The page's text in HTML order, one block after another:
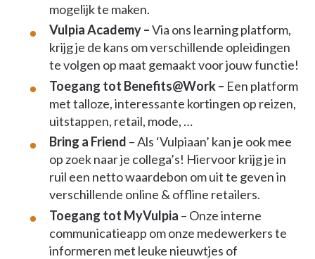
mogelijk te maken.
Vulpia Academy –Via ons learning platform,
krijg je de kans om verschillende opleidingen
te volgen op maat gemaakt voor jouw functie!
Toegang tot Benefits@Work – Een platform
met talloze, interessante kortingen op reizen,
uitstappen, retail, mode, …
Bring a Friend – Als ‘Vulpiaan’ kan je ook mee
op zoek naar je collega’s! Hiervoor krijg je in
ruil een netto waardebon om uit te geven in
verschillende online & offline retailers.
Toegang tot MyVulpia – Onze interne
communicatieapp om onze medewerkers te
informeren met leuke nieuwtjes of